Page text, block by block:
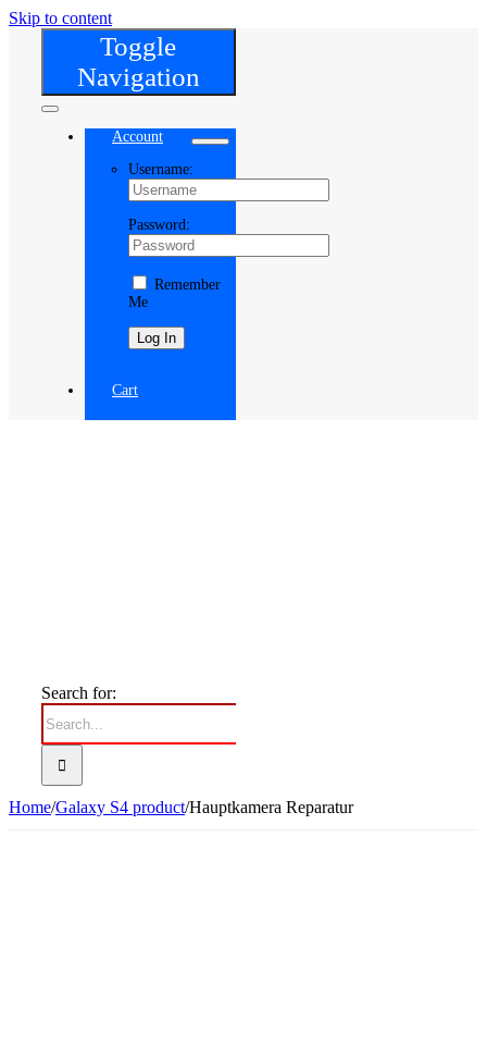
Skip to content
Toggle
Navigation
Account
Username:
Password:
Remember
Me
Cart
Search for:
Home/Galaxy S4 product/Hauptkamera Reparatur